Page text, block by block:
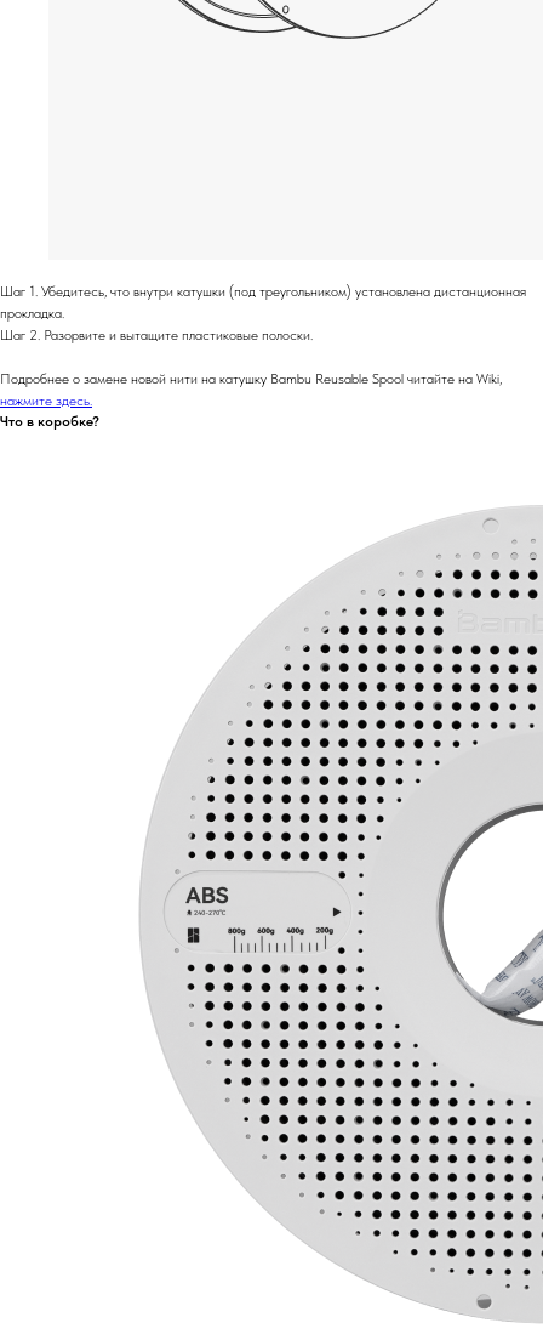
Шаг 1. Убедитесь, что внутри катушки (под треугольником) установлена ​​дистанционная
прокладка.
Шаг 2. Разорвите и вытащите пластиковые полоски.
Подробнее о замене новой нити на катушку Bambu Reusable Spool читайте на Wiki,
нажмите здесь.
Что в коробке?